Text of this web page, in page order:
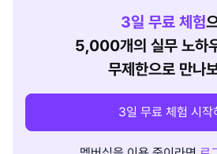
3일 무료 체험
5,000개의 실무 노하
무제한으로 만나
3일 무료 체험 시작